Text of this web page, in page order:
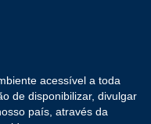
acessível a toda
de disponibilizar, divulgar
país, através da